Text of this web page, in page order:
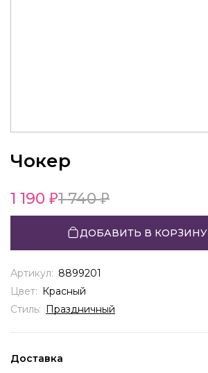
Чокер
1 190 1 740
ДОБАВИТЬ В КОРЗИНУ
Артикул: 8899201
Цвет: Красный
Стиль: Праздничный
Доставка